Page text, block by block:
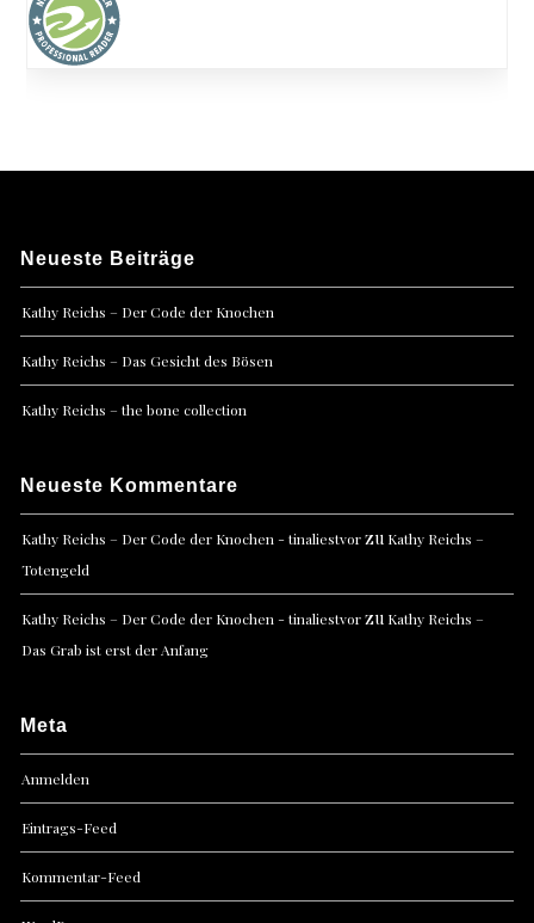
Neueste Beiträge
Kathy Reichs – Der Code der Knochen
Kathy Reichs – Das Gesicht des Bösen
Kathy Reichs – the bone collection
Neueste Kommentare
Kathy Reichs – Der Code der Knochen - tinaliestvorzu Kathy Reichs –
Totengeld
Kathy Reichs – Der Code der Knochen - tinaliestvorzu Kathy Reichs –
Das Grab ist erst der Anfang
Meta
Anmelden
Eintrags-Feed
Kommentar-Feed